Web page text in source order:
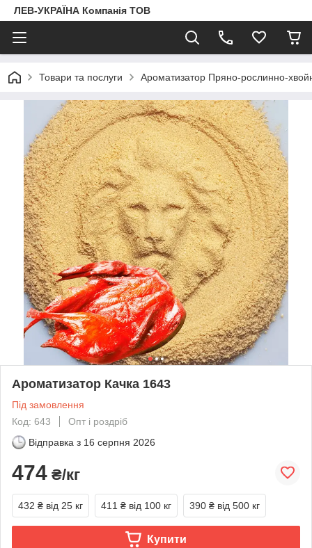
ЛЕВ-УКРАЇНА Компанія ТОВ
Товари та послуги Ароматизатор Пряно-рослинно-
Ароматизатор Качка 1643
Під замовлення
Код: 643
Опт і роздріб
Відправка з 16 серпня 2026
474 ₴/кг
432 ₴ від 25 кг 411 ₴ від 100 кг 390 ₴ від 500 кг
Купити